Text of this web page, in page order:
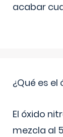
acabar
¿Qué es
El óxido
mezcla al